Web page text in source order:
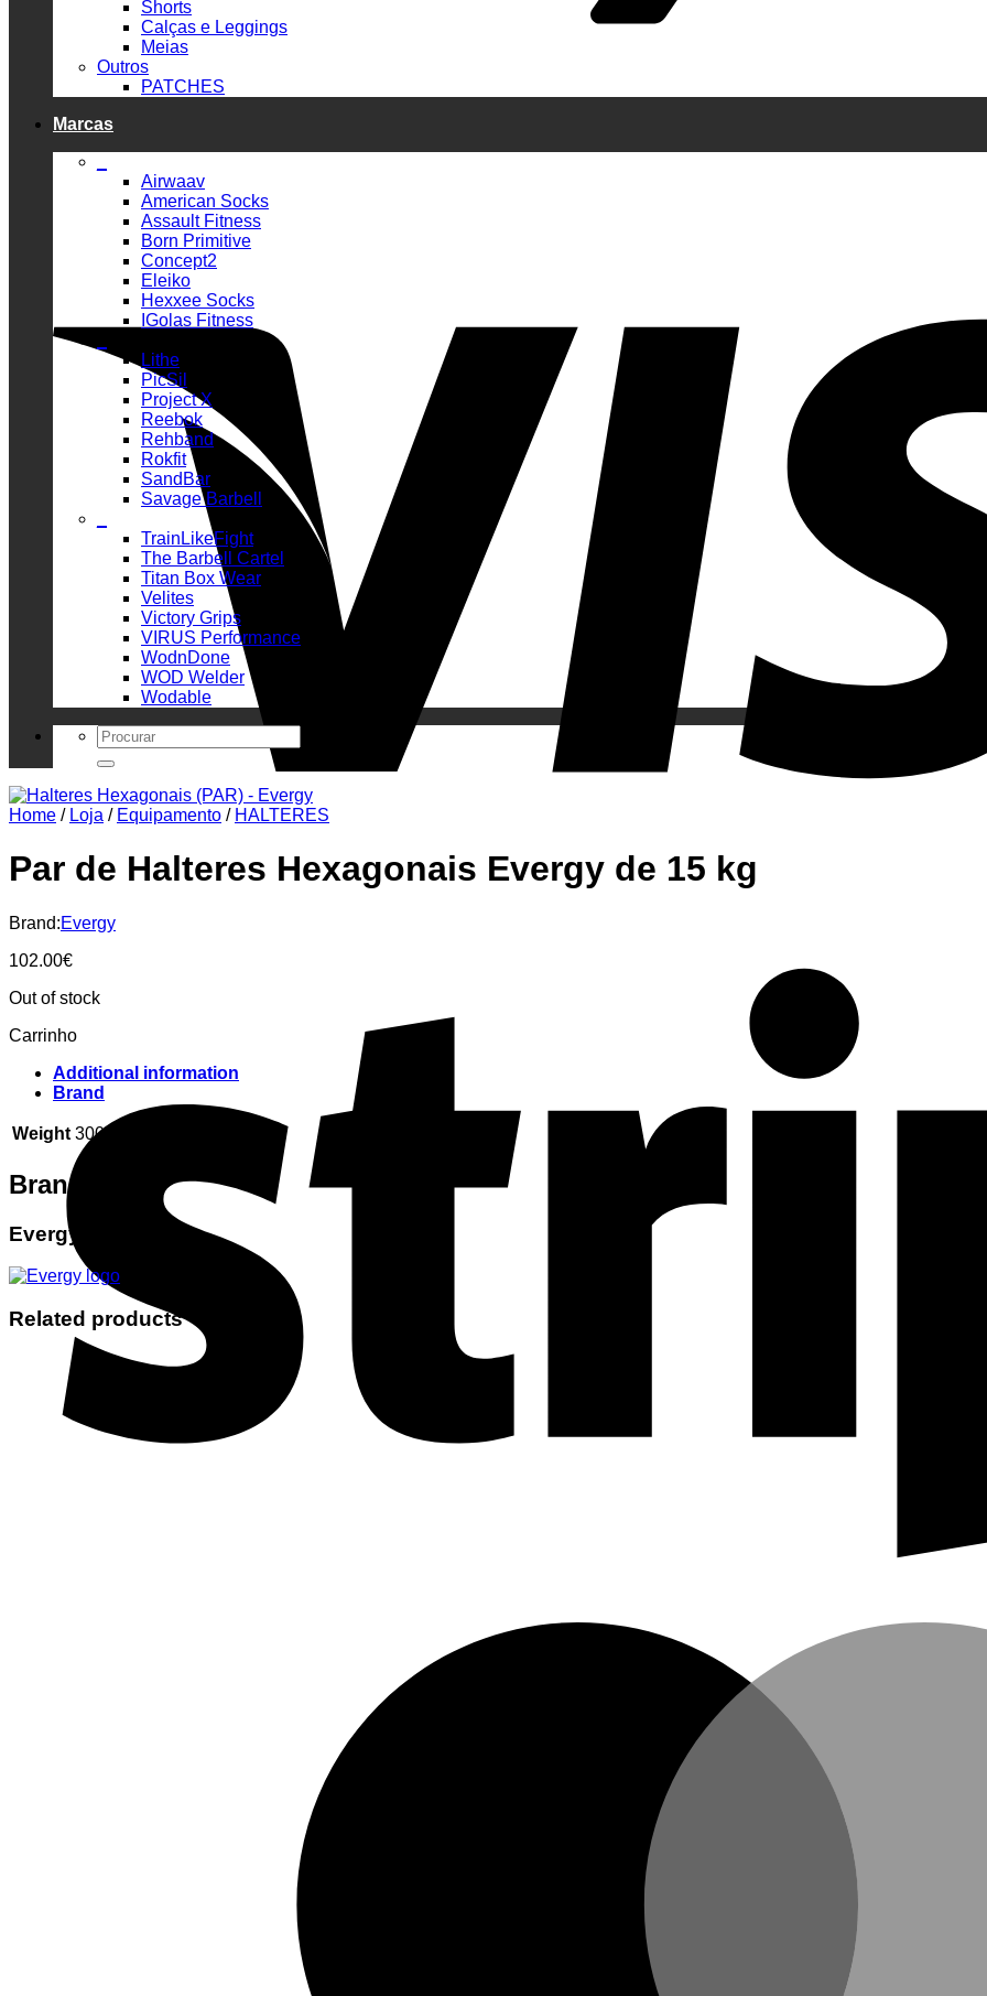
Shorts
Calças e Leggings
Meias
Outros
PATCHES
Marcas
Airwaav
American Socks
Assault Fitness
Born Primitive
Concept2
Eleiko
Hexxee Socks
IGolas Fitness
Lithe
PicSil
Project X
Reebok
Rehband
Rokfit
SandBar
Savage Barbell
TrainLikeFight
The Barbell Cartel
Titan Box Wear
Velites
Victory Grips
VIRUS Performance
WodnDone
WOD Welder
Wodable
Search
for:
Home / Loja / Equipamento / HALTERES
Par de Halteres Hexagonais Evergy de 15 kg
Brand:Evergy
102.00€
Out of stock
Carrinho
Additional information
Brand
Weight 30000 g
Brand
Evergy
Related products